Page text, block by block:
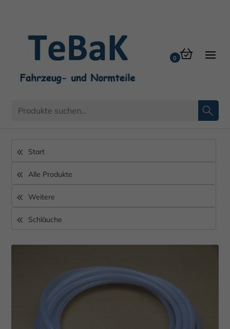
Start
Alle Produkte
Weitere
Schläuche